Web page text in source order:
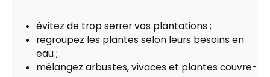
évitez de trop serrer vos plantations ;
regroupez les plantes selon leurs besoins en
eau ;
mélangez arbustes, vivaces et plantes couvre-